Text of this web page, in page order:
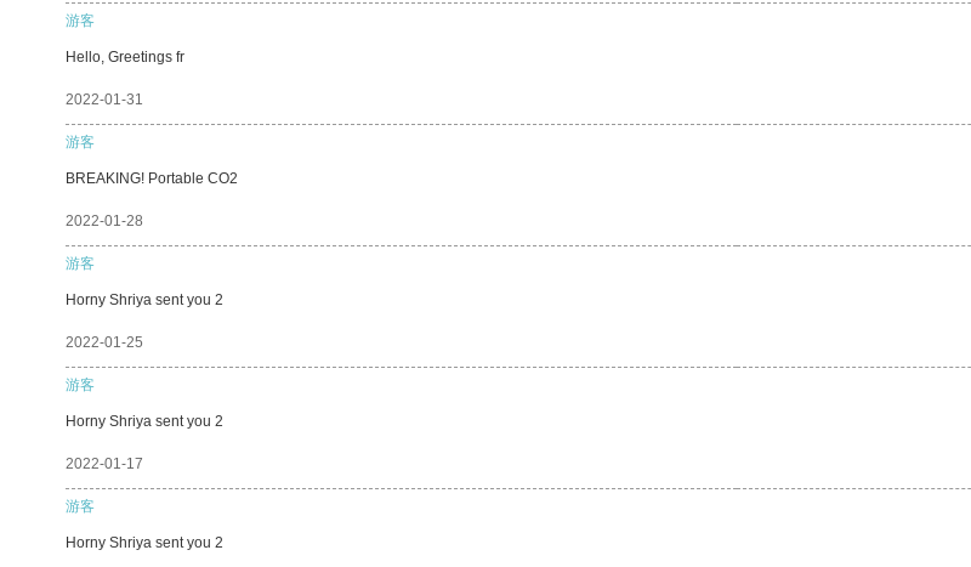
游客
Hello, Greetings fr
2022-01-31
游客
BREAKING! Portable CO2
2022-01-28
游客
Horny Shriya sent you 2
2022-01-25
游客
Horny Shriya sent you 2
2022-01-17
游客
Horny Shriya sent you 2